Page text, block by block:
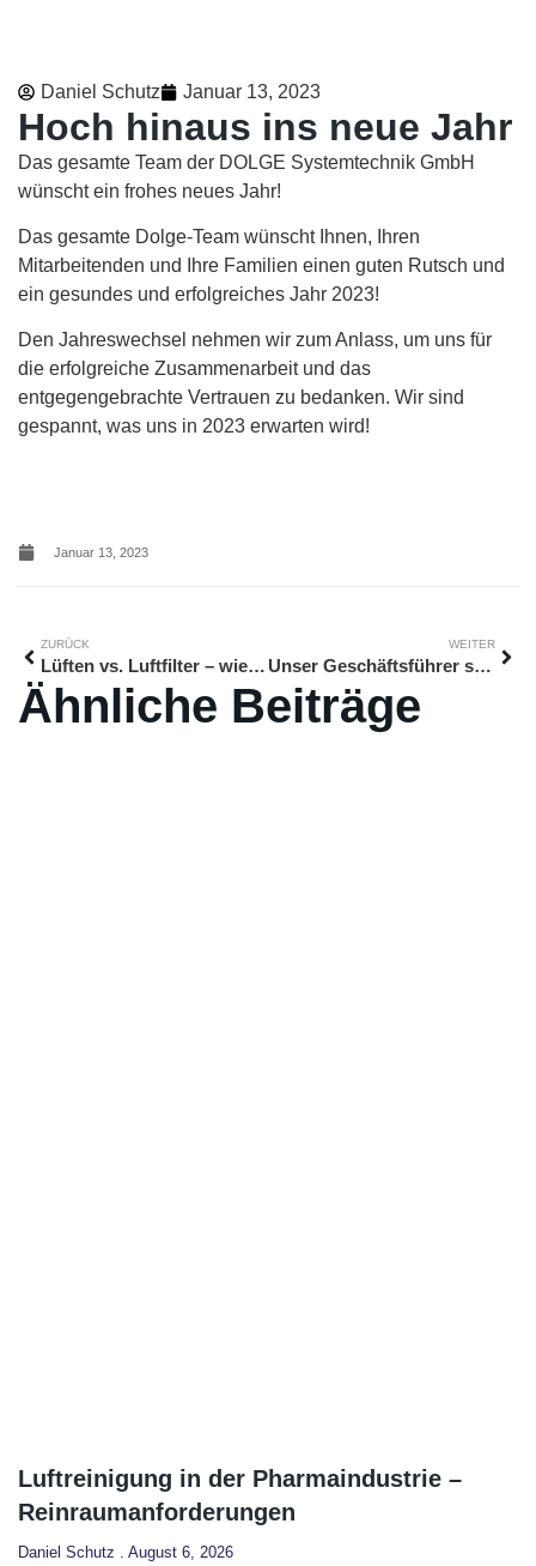
Daniel Schutz Januar 13, 2023
Hoch hinaus ins neue Jahr
Das gesamte Team der DOLGE Systemtechnik GmbH
wünscht ein frohes neues Jahr!
Das gesamte Dolge-Team wünscht Ihnen, Ihren
Mitarbeitenden und Ihre Familien einen guten Rutsch und
ein gesundes und erfolgreiches Jahr 2023!
Den Jahreswechsel nehmen wir zum Anlass, um uns für
die erfolgreiche Zusammenarbeit und das
entgegengebrachte Vertrauen zu bedanken. Wir sind
gespannt, was uns in 2023 erwarten wird!
Januar 13, 2023
ZURÜCK
Lüften vs. Luftfilter – wie viel bringt stündliches Lüften wirklich?
WEITER
Unser Geschäftsführer stellt sich vor
Ähnliche Beiträge
Luftreinigung in der Pharmaindustrie –
Reinraumanforderungen
Daniel Schutz August 6, 2026